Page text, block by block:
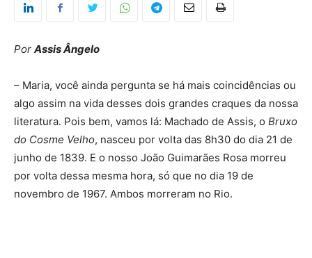
Por Assis Ângelo
– Maria, você ainda pergunta se há mais coincidências ou
algo assim na vida desses dois grandes craques da nossa
literatura. Pois bem, vamos lá: Machado de Assis, o Bruxo
do Cosme Velho, nasceu por volta das 8h30 do dia 21 de
junho de 1839. E o nosso João Guimarães Rosa morreu
por volta dessa mesma hora, só que no dia 19 de
novembro de 1967. Ambos morreram no Rio.